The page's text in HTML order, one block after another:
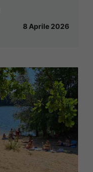
8 Aprile 2026